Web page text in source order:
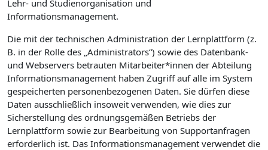
Lehr- und Studienorganisation und
Informationsmanagement.
Die mit der technischen Administration der Lernplattform (z.
B. in der Rolle des „Administrators“) sowie des Datenbank-
und Webservers betrauten Mitarbeiter*innen der Abteilung
Informationsmanagement haben Zugriff auf alle im System
gespeicherten personenbezogenen Daten. Sie dürfen diese
Daten ausschließlich insoweit verwenden, wie dies zur
Sicherstellung des ordnungsgemäßen Betriebs der
Lernplattform sowie zur Bearbeitung von Supportanfragen
erforderlich ist. Das Informationsmanagement verwendet die